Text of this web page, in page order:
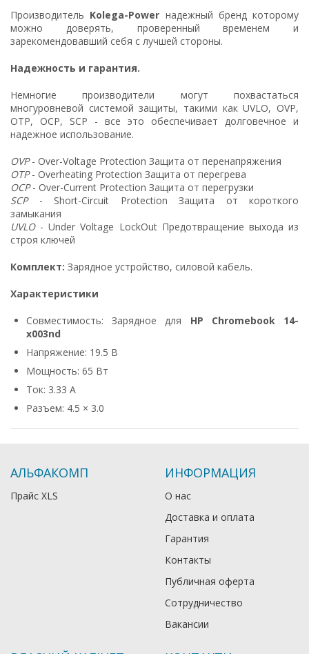
Производитель Kolega-Power надежный бренд которому
можно доверять, проверенный временем и
зарекомендовавший себя с лучшей стороны.
Надежность и гарантия.
Немногие производители могут похвастаться
многуровневой системой защиты, такими как UVLO, OVP,
OTP, OCP, SCP - все это обеспечивает долговечное и
надежное использование.
OVP- Over-Voltage Protection Защита от перенапряжения
OTP- Overheating Protection Защита от перегрева
OCP- Over-Current Protection Защита от перегрузки
SCP- Short-Circuit Protection Защита от короткого
замыкания
UVLO- Under Voltage LockOut Предотвращение выхода из
строя ключей
Комплект: Зарядное устройство, силовой кабель.
Характеристики
Совместимость: Зарядное для HP Chromebook 14-
x003nd
Напряжение: 19.5 В
Мощность: 65 Вт
Ток: 3.33 А
Разъем: 4.5 × 3.0
АЛЬФАКОМП
Прайс XLS
ИНФОРМАЦИЯ
О нас
Доставка и оплата
Гарантия
Контакты
Публичная оферта
Сотрудничество
Вакансии